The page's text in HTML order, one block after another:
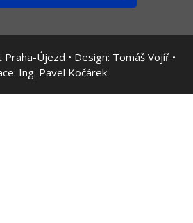
Újezd • Design: Tomáš Vojíř •
Ing. Pavel Kočárek